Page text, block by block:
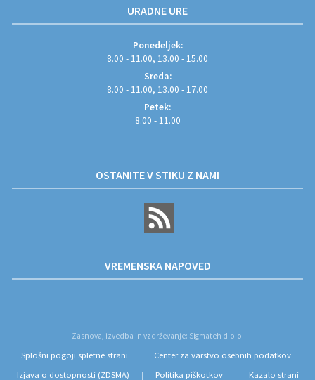
URADNE URE
Ponedeljek:
8.00 - 11.00, 13.00 - 15.00
Sreda:
8.00 - 11.00, 13.00 - 17.00
Petek:
8.00 - 11.00
OSTANITE V STIKU Z NAMI
VREMENSKA NAPOVED
Zasnova, izvedba in vzdrževanje: Sigmateh d.o.o.
Splošni pogoji spletne strani | Center za varstvo osebnih podatkov |
Izjava o dostopnosti (ZDSMA) | Politika piškotkov | Kazalo strani